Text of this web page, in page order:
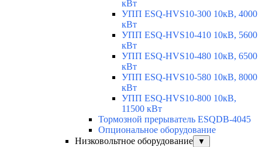
кВт
УПП ESQ-HVS10-300 10кВ, 4000
кВт
УПП ESQ-HVS10-410 10кВ, 5600
кВт
УПП ESQ-HVS10-480 10кВ, 6500
кВт
УПП ESQ-HVS10-580 10кВ, 8000
кВт
УПП ESQ-HVS10-800 10кВ,
11500 кВт
Тормозной прерыватель ESQDB-4045
Опциональное оборудование
Низковольтное оборудование
▼